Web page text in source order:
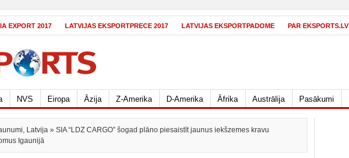
EXPORT 2017 LATVIJAS EKSPORTPRECE 2017 LATVIJAS EKSPORTPADOME PAR EKSPORTS.LV
NVS Eiropa Āzija Z-Amerika D-Amerika Āfrika Austrālija Pasākumi
, Latvija » SIA “LDZ CARGO” šogad plāno piesaistīt jaunus iekšzemes kravu
Igaunijā